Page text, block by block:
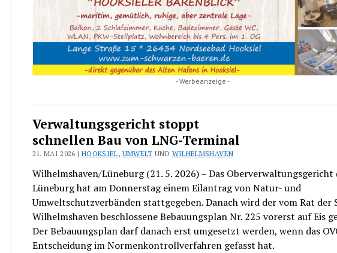
- Werbeanzeige -
Verwaltungsgericht stoppt
schnellen Bau von LNG-Terminal
21. MAI 2026 | HOOKSIEL, UMWELT UND WILHELMSHAVEN
Wilhelmshaven/Lüneburg (21. 5. 2026) – Das Oberverwaltungsgericht
Lüneburg hat am Donnerstag einem Eilantrag von Natur- und
Umweltschutzverbänden stattgegeben. Danach wird der vom Rat der
Wilhelmshaven beschlossene Bebauungsplan Nr. 225 vorerst auf Eis
Der Bebauungsplan darf danach erst umgesetzt werden, wenn das
Entscheidung im Normenkontrollverfahren gefasst hat.